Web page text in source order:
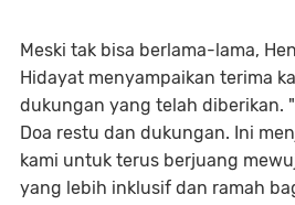
Meski tak bisa berlama-lama,
Hidayat menyampaikan terima
dukungan yang telah diberikan.
Doa restu dan dukungan. Ini
kami untuk terus berjuang
yang lebih inklusif dan ramah